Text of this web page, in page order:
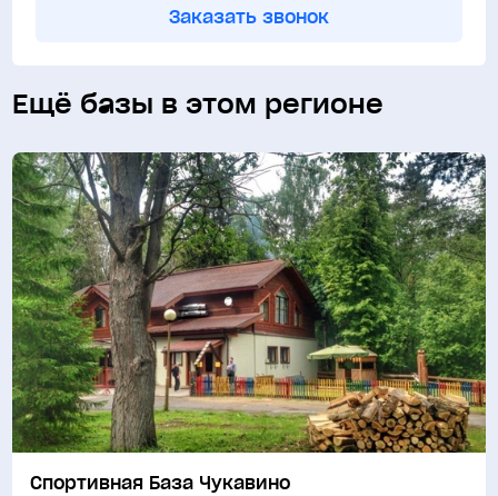
Заказать звонок
Ещё базы в этом регионе
Спортивная База Чукавино